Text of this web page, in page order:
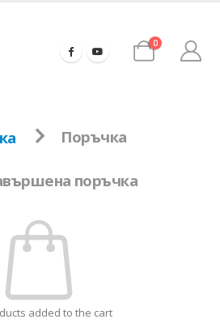
0
Поръчка
поръчка
added to the cart